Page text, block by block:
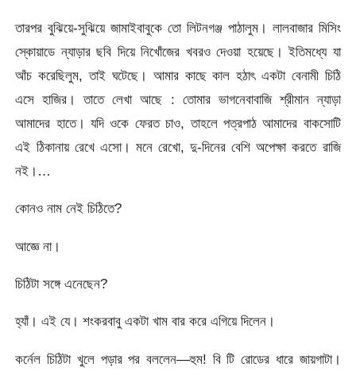
তারপর বুঝিয়ে-সুঝিয়ে জামাইবাবুকে তো লিটনগঞ্জ পাঠালুম। লালবাজার মিসিং
স্কোয়াডে ন্যাড়ার ছবি দিয়ে নিখোঁজের খবরও দেওয়া হয়েছে। ইতিমধ্যে যা
আঁচ করেছিলুম, তাই ঘটেছে। আমার কাছে কাল হঠাৎ একটা বেনামী চিঠি
এসে হাজির। তাতে লেখা আছে : তোমার ভাগনেবাবাজি শ্রীমান ন্যাড়া
আমাদের হাতে। যদি ওকে ফেরত চাও, তাহলে পত্রপাঠ আমাদের বাকসোটি
এই ঠিকানায় রেখে এসো। মনে রেখো, দু-দিনের বেশি অপেক্ষা করতে রাজি
নই।…
কোনও নাম নেই চিঠিতে?
আজ্ঞে না।
চিঠিটা সঙ্গে এনেছেন?
হ্যাঁ। এই যে। শংকরবাবু একটা খাম বার করে এগিয়ে দিলেন।
কর্নেল চিঠিটা খুলে পড়ার পর বললেন—হুম! বি টি রোডের ধারে জায়গাটা।